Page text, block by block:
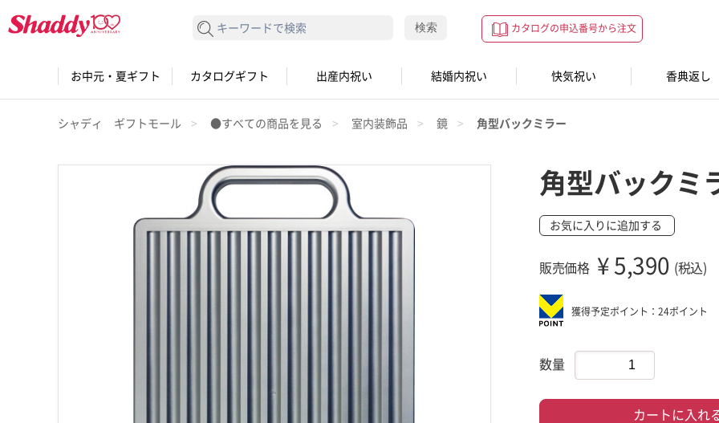
カタログの申込番号から注文
検索する 検索
お中元・夏ギフト カタログギフト 出産内祝い 結婚内祝い 快気祝い 香典返し
シャディ ギフトモール ●すべての商品を見る 室内装飾品 鏡 角型バックミラー
角型バックミ
お気に入りに追加する
販売価格 ¥ 5,390 (税込)
獲得予定ポイント：24ポイント
数量
カートに入れ